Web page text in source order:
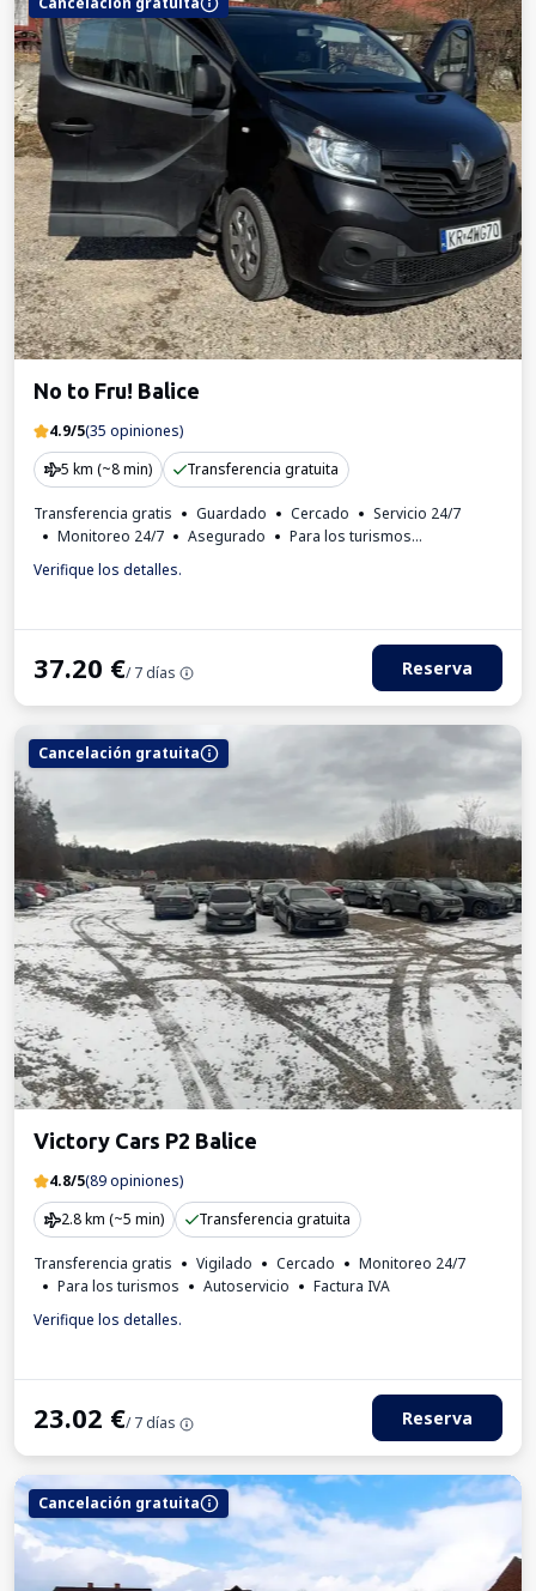
No to Fru! Balice
4.9/5(35 opiniones)
5 km (~8 min)
Transferencia gratuita
Transferencia gratis Guardado Cercado
Servicio 24/7
Monitoreo 24/7
Asegurado
Para los turismos
Factura IVA
Verifique los detalles.
37.20 €/ 7 días Reserva
Cancelación gratuita
Victory Cars P2 Balice
4.8/5(89 opiniones)
2.8 km (~5 min)
Transferencia gratuita
Transferencia gratis Vigilado Cercado
Monitoreo 24/7
Para los turismos
Autoservicio
Factura IVA
Verifique los detalles.
23.02 €/ 7 días Reserva
Cancelación gratuita